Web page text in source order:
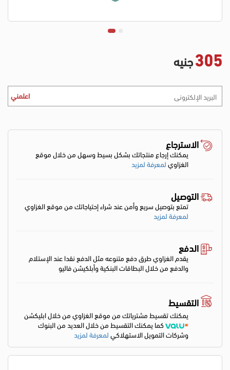
305جنيه
اعلمني
الاسترجاع
يمكنك إرجاع منتجاتك بشكل بسيط وسهل من خلال موقع
الغزاويلمعرفة لمزيد
التوصيل
تمتع بتوصيل سريع وأمن عند شراء إحتياجاتك من موقع الغزاوي
لمعرفة لمزيد
الدفع
يقدم الغزاوي طرق دفع متنوعه مثل الدفع نقدا عند الإستلام
والدفع من خلال البطاقات البنكية وأبلكيشن فاليو
التقسيط
يمكنك تقسيط مشترياتك من موقع الغزاوي من خلال ابليكشن
كما يمكنك التقسيط من خلال العديد من البنوك
وشركات التمويل الاستهلاكيلمعرفة لمزيد